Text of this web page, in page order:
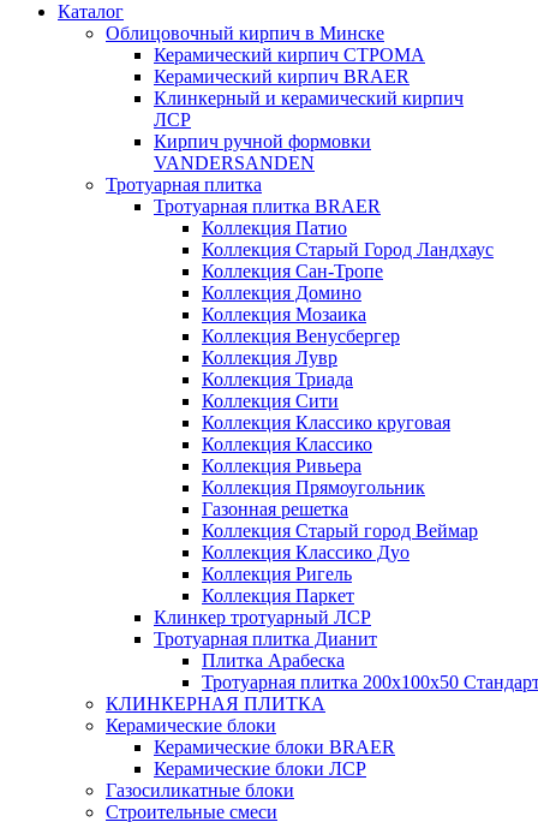
Каталог
Облицовочный кирпич в Минске
Керамический кирпич СТРОМА
Керамический кирпич BRAER
Клинкерный и керамический кирпич
ЛСР
Кирпич ручной формовки
VANDERSANDEN
Тротуарная плитка
Тротуарная плитка BRAER
Коллекция Патио
Коллекция Старый Город Ландхаус
Коллекция Сан-Тропе
Коллекция Домино
Коллекция Мозаика
Коллекция Венусбергер
Коллекция Лувр
Коллекция Триада
Коллекция Сити
Коллекция Классико круговая
Коллекция Классико
Коллекция Ривьера
Коллекция Прямоугольник
Газонная решетка
Коллекция Старый город Веймар
Коллекция Классико Дуо
Коллекция Ригель
Коллекция Паркет
Клинкер тротуарный ЛСР
Тротуарная плитка Дианит
Плитка Арабеска
Тротуарная плитка 200х100х50
КЛИНКЕРНАЯ ПЛИТКА
Керамические блоки
Керамические блоки BRAER
Керамические блоки ЛСР
Газосиликатные блоки
Строительные смеси